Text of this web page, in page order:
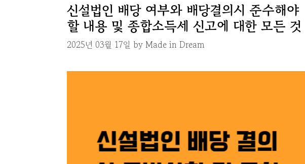
신설법인 배당 여부와 배당결의시 준수해야
할 내용 및 종합소득세 신고에 대한 모든 것
2025년 03월 17일 by Made in Dream